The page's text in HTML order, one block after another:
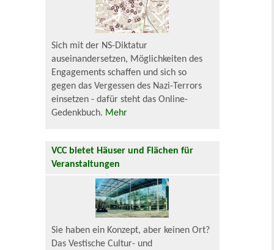
Sich mit der NS-Diktatur
auseinandersetzen, Möglichkeiten des
Engagements schaffen und sich so
gegen das Vergessen des Nazi-Terrors
einsetzen - dafür steht das Online-
Gedenkbuch. Mehr
VCC bietet Häuser und Flächen für
Veranstaltungen
Sie haben ein Konzept, aber keinen Ort?
Das Vestische Cultur- und